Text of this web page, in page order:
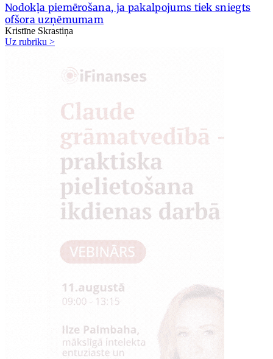
Nodokļa piemērošana, ja pakalpojums tiek sniegts
ofšora uzņēmumam
Kristīne Skrastiņa
Uz rubriku >